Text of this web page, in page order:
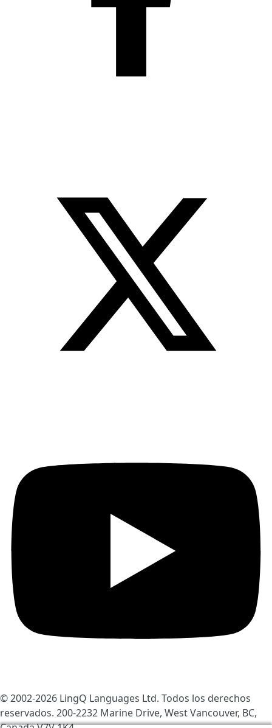
© 2002-2026 LingQ Languages Ltd. Todos los derechos
reservados. 200-2232 Marine Drive, West Vancouver, BC,